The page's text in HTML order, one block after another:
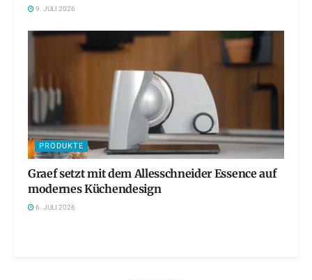
9. JULI 2026
PRODUKTE
Graef setzt mit dem Allesschneider Essence auf
modernes Küchendesign
6. JULI 2026